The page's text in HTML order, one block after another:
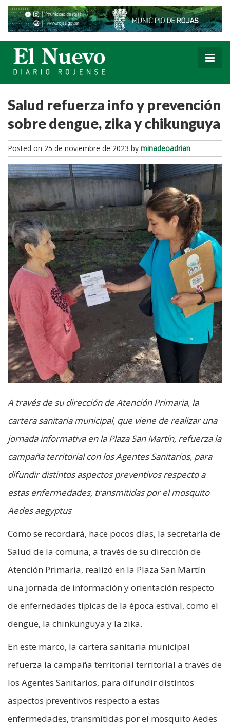
Salud refuerza info y prevención
sobre dengue, zika y chikunguya
Posted on 25 de noviembre de 2023 by minadeoadrian
A través de su dirección de Atención Primaria, la
cartera sanitaria municipal, que viene de realizar una
jornada informativa en la Plaza San Martín, refuerza la
campaña territorial con los Agentes Sanitarios, para
difundir distintos aspectos preventivos respecto a
estas enfermedades, transmitidas por el mosquito
Aedes aegyptus
Como se recordará, hace pocos días, la secretaría de
Salud de la comuna, a través de su dirección de
Atención Primaria, realizó en la Plaza San Martín
una jornada de información y orientación respecto
de enfernedades típicas de la época estival, como el
dengue, la chinkunguya y la zika.
En este marco, la cartera sanitaria municipal
refuerza la campaña territorial territorial a través de
los Agentes Sanitarios, para difundir distintos
aspectos preventivos respecto a estas
enfermedades, transmitidas por el mosquito Aedes